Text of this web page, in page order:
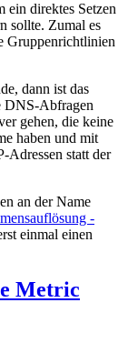
ein direktes Setzen
sollte. Zumal es
Gruppenrichtlinien
dann ist das
DNS-Abfragen
gehen, die keine
haben und mit
Adressen statt der
an der Name
-
einmal einen
Metric